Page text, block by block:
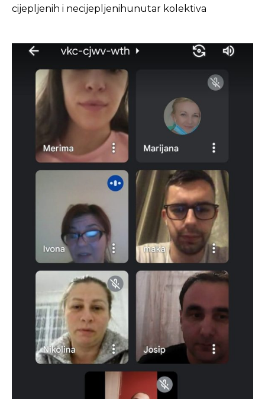
cijepljenih i necijepljenihunutar kolektiva